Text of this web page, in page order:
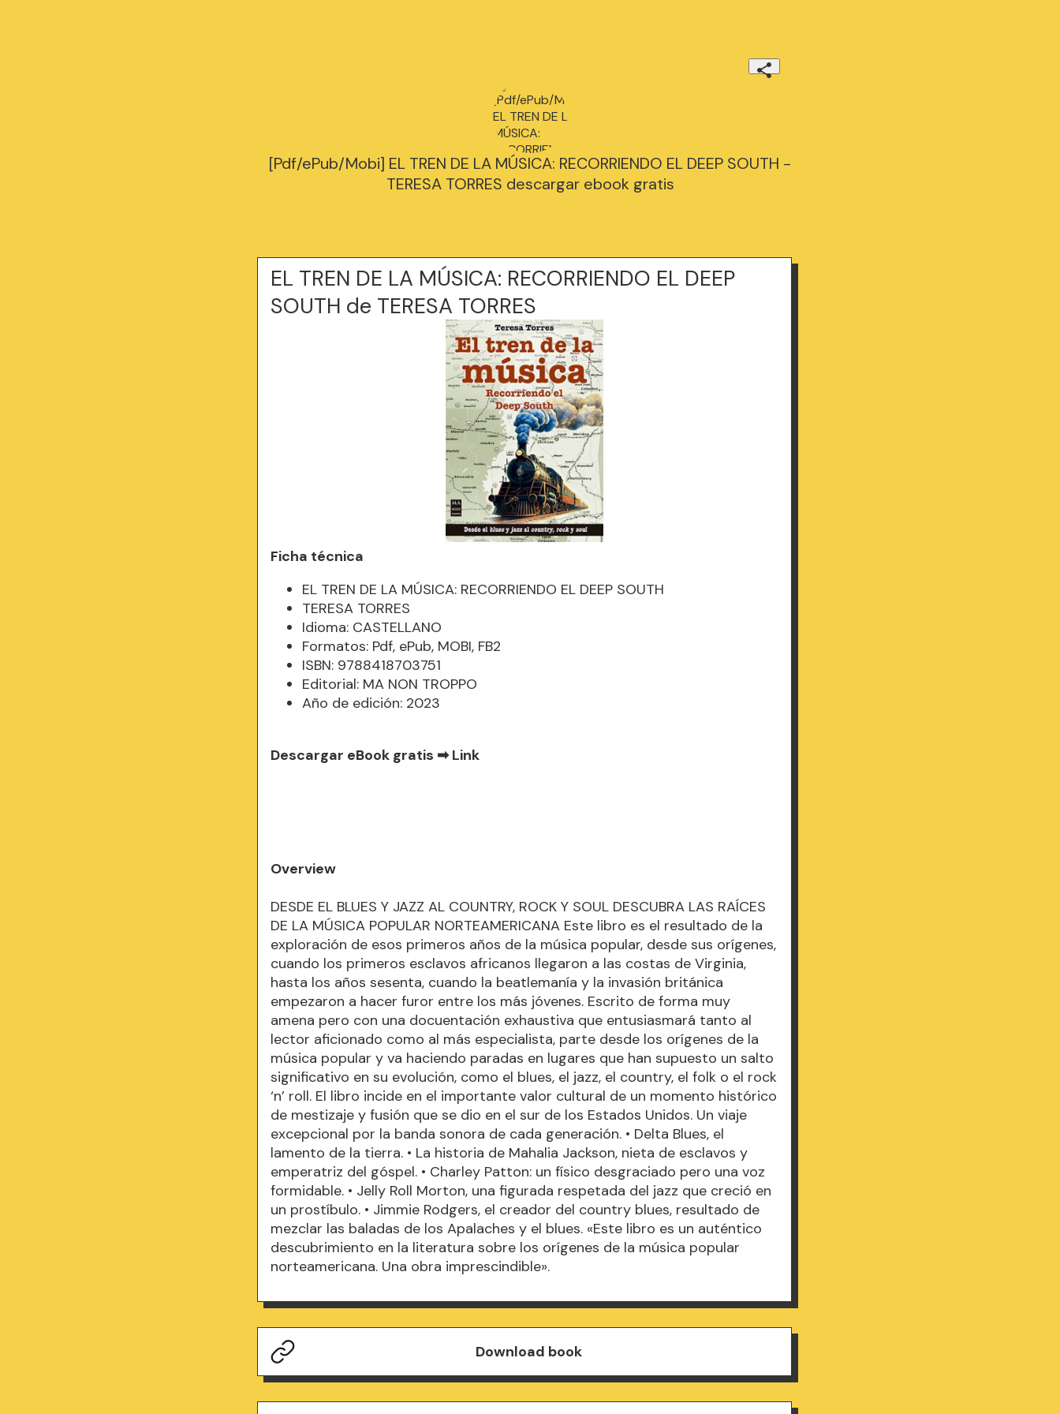
[Pdf/ePub/Mobi] EL TREN DE LA MÚSICA: RECORRIENDO EL DEEP SOUTH -
TERESA TORRES descargar ebook gratis
EL TREN DE LA MÚSICA: RECORRIENDO EL DEEP
SOUTH de TERESA TORRES
Ficha técnica
EL TREN DE LA MÚSICA: RECORRIENDO EL DEEP SOUTH
TERESA TORRES
Idioma: CASTELLANO
Formatos: Pdf, ePub, MOBI, FB2
ISBN: 9788418703751
Editorial: MA NON TROPPO
Año de edición: 2023
Descargar eBook gratis ➡Link
Overview
DESDE EL BLUES Y JAZZ AL COUNTRY, ROCK Y SOUL DESCUBRA LAS RAÍCES
DE LA MÚSICA POPULAR NORTEAMERICANA Este libro es el resultado de la
exploración de esos primeros años de la música popular, desde sus orígenes,
cuando los primeros esclavos africanos llegaron a las costas de Virginia,
hasta los años sesenta, cuando la beatlemanía y la invasión británica
empezaron a hacer furor entre los más jóvenes. Escrito de forma muy
amena pero con una docuentación exhaustiva que entusiasmará tanto al
lector aficionado como al más especialista, parte desde los orígenes de la
música popular y va haciendo paradas en lugares que han supuesto un salto
significativo en su evolución, como el blues, el jazz, el country, el folk o el rock
‘n’ roll. El libro incide en el importante valor cultural de un momento histórico
de mestizaje y fusión que se dio en el sur de los Estados Unidos. Un viaje
excepcional por la banda sonora de cada generación. • Delta Blues, el
lamento de la tierra. • La historia de Mahalia Jackson, nieta de esclavos y
emperatriz del góspel. • Charley Patton: un físico desgraciado pero una voz
formidable. • Jelly Roll Morton, una figurada respetada del jazz que creció en
un prostíbulo. • Jimmie Rodgers, el creador del country blues, resultado de
mezclar las baladas de los Apalaches y el blues. «Este libro es un auténtico
descubrimiento en la literatura sobre los orígenes de la música popular
norteamericana. Una obra imprescindible».
Download book